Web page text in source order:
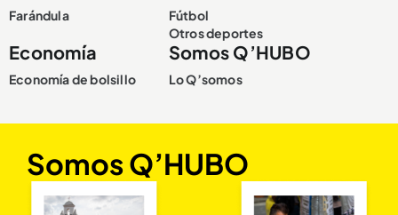
Farándula
Fútbol
Otros deportes
Economía
Economía de bolsillo
Somos Q’HUBO
Lo Q’somos
Somos Q’HUBO